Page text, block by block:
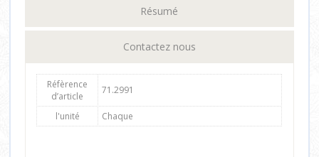
Résumé
Contactez nous
Réfèrence
d’article
71.2991
l'unité Chaque